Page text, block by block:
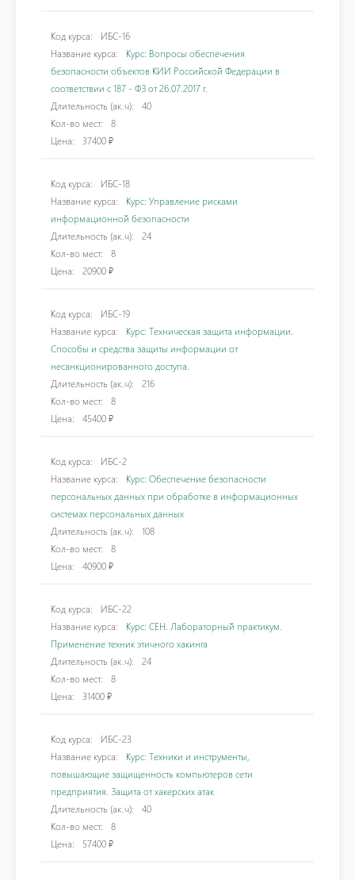
Код курса:
ИБС-16
Название курса:
Курс: Вопросы обеспечения
безопасности объектов КИИ Российской Федерации в
соответствии с 187 - ФЗ от 26.07.2017 г.
Длительность (ак.ч):
40
Кол-во мест:
8
Цена:
37400 ₽
Код курса:
ИБС-18
Название курса:
Курс: Управление рисками
информационной безопасности
Длительность (ак.ч):
24
Кол-во мест:
8
Цена:
20900 ₽
Код курса:
ИБС-19
Название курса:
Курс: Техническая защита информации.
Способы и средства защиты информации от
несанкционированного доступа.
Длительность (ак.ч):
216
Кол-во мест:
8
Цена:
45400 ₽
Код курса:
ИБС-2
Название курса:
Курс: Обеспечение безопасности
персональных данных при обработке в информационных
системах персональных данных
Длительность (ак.ч):
108
Кол-во мест:
8
Цена:
40900 ₽
Код курса:
ИБС-22
Название курса:
Курс: CEH. Лабораторный практикум.
Применение техник этичного хакинга
Длительность (ак.ч):
24
Кол-во мест:
8
Цена:
31400 ₽
Код курса:
ИБС-23
Название курса:
Курс: Техники и инструменты,
повышающие защищенность компьютеров сети
предприятия. Защита от хакерских атак
Длительность (ак.ч):
40
Кол-во мест:
8
Цена:
57400 ₽